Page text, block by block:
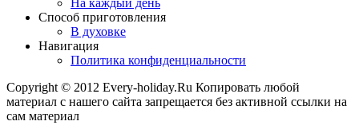
Способ приготовления
В духовке
Навигация
Политика конфиденциальности
Copyright © 2012 Every-holiday.Ru Копировать любой
материал с нашего сайта запрещается без активной ссылки на
сам материал